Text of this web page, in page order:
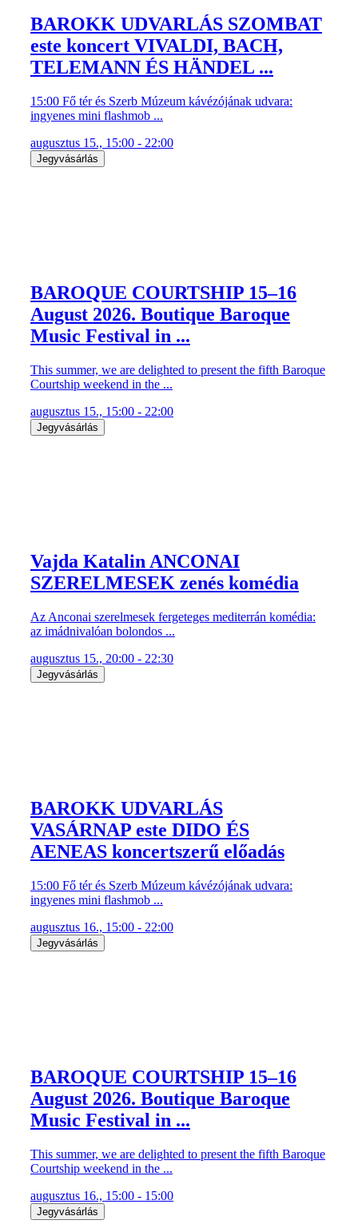
BAROKK UDVARLÁS SZOMBAT
este koncert VIVALDI, BACH,
TELEMANN ÉS HÄNDEL ...
15:00 Fő tér és Szerb Múzeum kávézójának udvara:
ingyenes mini flashmob ...
augusztus 15., 15:00 - 22:00
Jegyvásárlás
BAROQUE COURTSHIP 15–16
August 2026. Boutique Baroque
Music Festival in ...
This summer, we are delighted to present the fifth Baroque
Courtship weekend in the ...
augusztus 15., 15:00 - 22:00
Jegyvásárlás
Vajda Katalin ANCONAI
SZERELMESEK zenés komédia
Az Anconai szerelmesek fergeteges mediterrán komédia:
az imádnivalóan bolondos ...
augusztus 15., 20:00 - 22:30
Jegyvásárlás
BAROKK UDVARLÁS
VASÁRNAP este DIDO ÉS
AENEAS koncertszerű előadás
15:00 Fő tér és Szerb Múzeum kávézójának udvara:
ingyenes mini flashmob ...
augusztus 16., 15:00 - 22:00
Jegyvásárlás
BAROQUE COURTSHIP 15–16
August 2026. Boutique Baroque
Music Festival in ...
This summer, we are delighted to present the fifth Baroque
Courtship weekend in the ...
augusztus 16., 15:00 - 15:00
Jegyvásárlás